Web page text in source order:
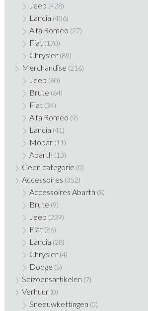
Jeep (428)
Lancia (436)
Alfa Romeo (27)
Fiat (170)
Chrysler (89)
Merchandise (216)
Jeep (60)
Brute (64)
Fiat (34)
Alfa Romeo (9)
Lancia (41)
Mopar (11)
Abarth (13)
Geen categorie (0)
Accessoires (352)
Accessoires Abarth (8)
Brute (9)
Jeep (239)
Fiat (86)
Lancia (28)
Chrysler (4)
Dodge (5)
Seizoensartikelen (7)
Verhuur (0)
Sneeuwkettingen (0)